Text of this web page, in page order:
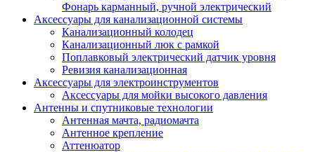
Фонарь карманный, ручной электрический
Аксессуары для канализационной системы
Канализационный колодец
Канализационный люк с рамкой
Поплавковый электрический датчик уровня
Ревизия канализационная
Аксессуары для электроинструментов
Аксессуары для мойки высокого давления
Антенны и спутниковые технологии
Антенная мачта, радиомачта
Антенное крепление
Аттенюатор